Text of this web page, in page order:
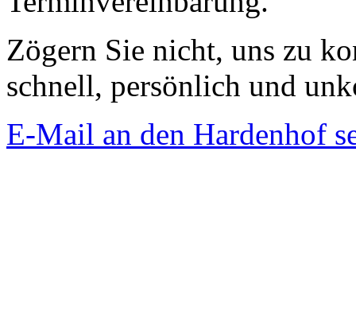
Zögern Sie nicht, uns zu
schnell, persönlich und
E-Mail an den Hardenhof